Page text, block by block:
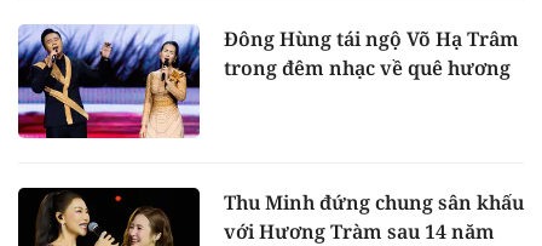
Đông Hùng tái ngộ Võ Hạ Trâm
trong đêm nhạc về quê hương
Thu Minh đứng chung sân khấu
với Hương Tràm sau 14 năm